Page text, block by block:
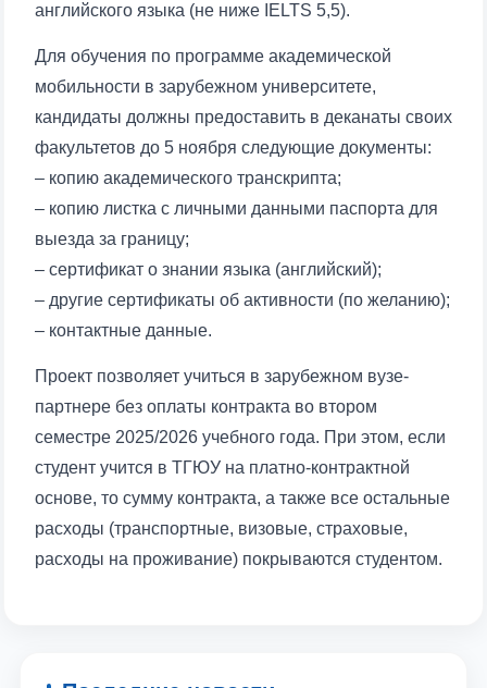
Ваше имя и фамилия
английского языка (не ниже IELTS 5,5).
Для обучения по программе академической
мобильности в зарубежном университете,
кандидаты должны предоставить в деканаты своих
факультетов до 5 ноября следующие документы:
– копию академического транскрипта;
– копию листка с личными данными паспорта для
выезда за границу;
– сертификат о знании языка (английский);
– другие сертификаты об активности (по желанию);
– контактные данные.
Проект позволяет учиться в зарубежном вузе-
партнере без оплаты контракта во втором
семестре 2025/2026 учебного года. При этом, если
студент учится в ТГЮУ на платно-контрактной
основе, то сумму контракта, а также все остальные
расходы (транспортные, визовые, страховые,
расходы на проживание) покрываются студентом.